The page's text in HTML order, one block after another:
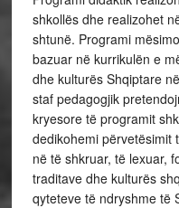
shkollës dhe realizohet
shtunë. Programi
bazuar në kurrikulën e
dhe kulturës Shqiptare
staf pedagogjik
kryesore të programit
dedikohemi përvetësimit
në të shkruar, të lexuar,
traditave dhe kulturës
qyteteve të ndryshme të